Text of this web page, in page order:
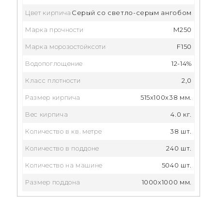
Цвет кирпича Серый со светло-серым ангобом
Марка прочности M250
Марка морозостойксоти F150
Водопоглощение 12-14%
Класс плотности 2,0
Размер кирпича 515x100x38 мм.
Вес кирпича 4.0 кг.
Количество в кв. метре 38 шт.
Количество в поддоне 240 шт.
Количество на машине 5040 шт.
Размер поддона 1000х1000 мм.